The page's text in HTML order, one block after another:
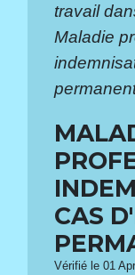
travail
Maladie
CAS
Vérifié le 01